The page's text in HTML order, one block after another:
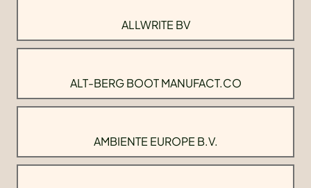
ALLWRITE BV
ALT-BERG BOOT MANUFACT.CO
AMBIENTE EUROPE B.V.